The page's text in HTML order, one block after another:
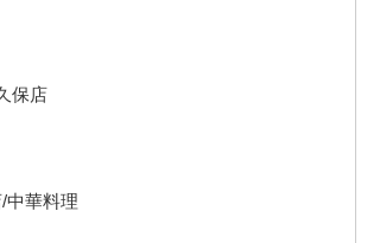
保店
中華料理